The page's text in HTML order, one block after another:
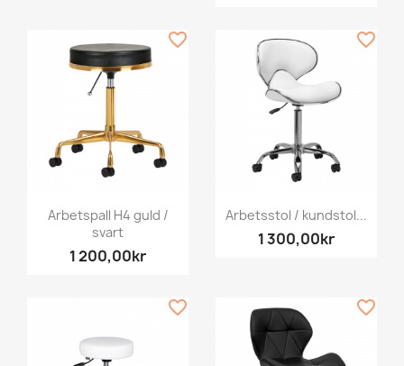
Arbetspall H4 guld /
svart
1 200,00kr
favorite_border
Arbetsstol / kundstol...
1 300,00kr
favorite_border
favorite_border favorite_border